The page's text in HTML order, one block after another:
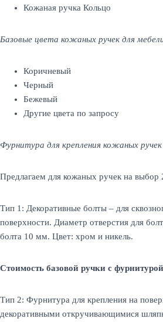
Кожаная ручка Кольцо
Базовые цвета кожаных ручек для
Коричневый
Черный
Бежевый
Другие цвета по запросу
Фурнитура для крепления кожаных
Предлагаем для кожаных ручек на выбор
Тип 1: Декоративные болты – для
поверхности. Диаметр отверстия для
болта 10 мм. Цвет: хром и никель.
Стоимость базовой ручки с
Тип 2: Фурнитура для крепления на
декоративными откручивающимися